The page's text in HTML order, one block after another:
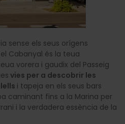
sense els seus orígens
Cabanyal és la teua
vorera i gaudix del Passeig
vies per a descobrir les
i tapeja en els seus bars
caminant fins a la Marina per
i la verdadera essència de la